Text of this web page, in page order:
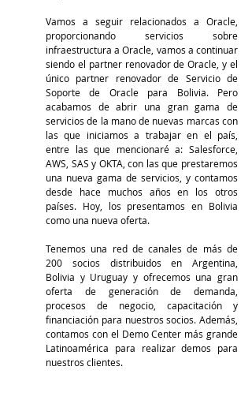
Vamos a seguir relacionados a Oracle,
proporcionando servicios sobre
infraestructura a Oracle, vamos a continuar
siendo el partner renovador de Oracle, y el
único partner renovador de Servicio de
Soporte de Oracle para Bolivia. Pero
acabamos de abrir una gran gama de
servicios de la mano de nuevas marcas con
las que iniciamos a trabajar en el país,
entre las que mencionaré a: Salesforce,
AWS, SAS y OKTA, con las que prestaremos
una nueva gama de servicios, y contamos
desde hace muchos años en los otros
países. Hoy, los presentamos en Bolivia
como una nueva oferta.
Tenemos una red de canales de más de
200 socios distribuidos en Argentina,
Bolivia y Uruguay y ofrecemos una gran
oferta de generación de demanda,
procesos de negocio, capacitación y
financiación para nuestros socios. Además,
contamos con el Demo Center más grande
Latinoamérica para realizar demos para
nuestros clientes.